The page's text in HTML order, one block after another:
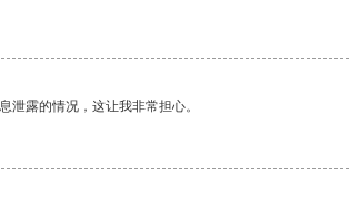
露的情况，这让我非常担心。